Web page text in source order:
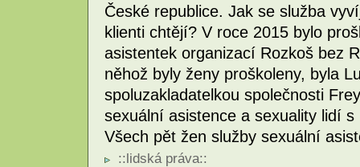
České republice. Jak se služba
klienti chtějí? V roce 2015 bylo
asistentek organizací Rozkoš bez
něhož byly ženy proškoleny, byla
spoluzakladatelkou společnosti
sexuální asistence a sexuality lidí
Všech pět žen služby sexuální
::lidská práva::